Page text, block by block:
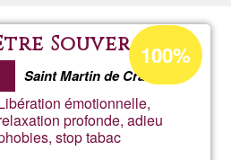
Souverain
Saint Martin de Crau
émotionnelle,
profonde, adieu
stop tabac
Acceptance
percentage
of
Ğ1
100%